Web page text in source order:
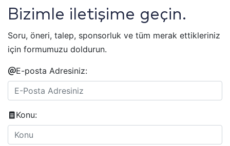
Bizimle iletişime geçin.
Soru, öneri, talep, sponsorluk ve tüm merak ettikleriniz
için formumuzu doldurun.
E-posta Adresiniz:
Konu: